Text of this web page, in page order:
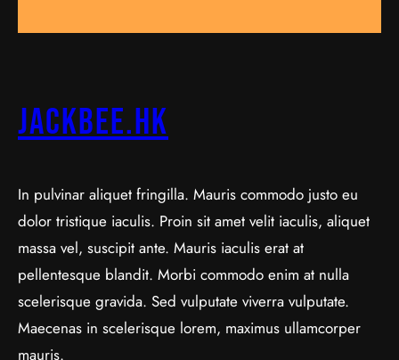
jackbee.hk
In pulvinar aliquet fringilla. Mauris commodo justo eu
dolor tristique iaculis. Proin sit amet velit iaculis, aliquet
massa vel, suscipit ante. Mauris iaculis erat at
pellentesque blandit. Morbi commodo enim at nulla
scelerisque gravida. Sed vulputate viverra vulputate.
Maecenas in scelerisque lorem, maximus ullamcorper
mauris.